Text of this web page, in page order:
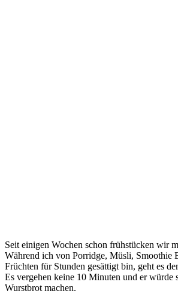
Seit einigen Wochen schon frühstücken wir
Während ich von Porridge, Müsli, Smoothie
Früchten für Stunden gesättigt bin, geht es
Es vergehen keine 10 Minuten und er würde
Wurstbrot machen.